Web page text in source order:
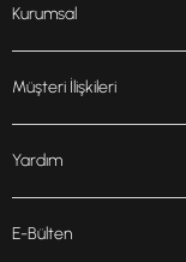
Kurumsal
Müşteri İlişkileri
Yardım
E-Bülten